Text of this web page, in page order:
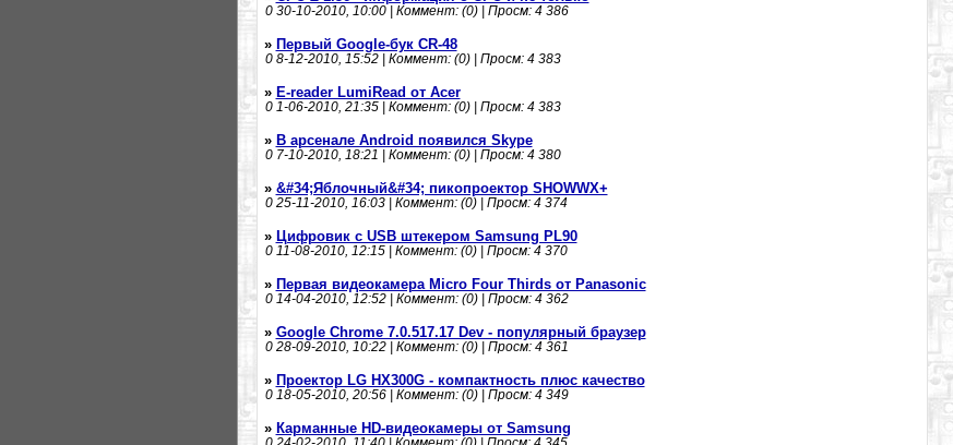
030-10-2010, 10:00 | Коммент: (0) | Просм: 4 386
» Первый Google-бук CR-48
08-12-2010, 15:52 | Коммент: (0) | Просм: 4 383
» E-reader LumiRead от Acer
01-06-2010, 21:35 | Коммент: (0) | Просм: 4 383
» В арсенале Android появился Skype
07-10-2010, 18:21 | Коммент: (0) | Просм: 4 380
» &#34;Яблочный&#34; пикопроектор SHOWWX+
025-11-2010, 16:03 | Коммент: (0) | Просм: 4 374
» Цифровик с USB штекером Samsung PL90
011-08-2010, 12:15 | Коммент: (0) | Просм: 4 370
» Первая видеокамера Micro Four Thirds от Panasonic
014-04-2010, 12:52 | Коммент: (0) | Просм: 4 362
» Google Chrome 7.0.517.17 Dev - популярный браузер
028-09-2010, 10:22 | Коммент: (0) | Просм: 4 361
» Проектор LG HX300G - компактность плюс качество
018-05-2010, 20:56 | Коммент: (0) | Просм: 4 349
» Карманные HD-видеокамеры от Samsung